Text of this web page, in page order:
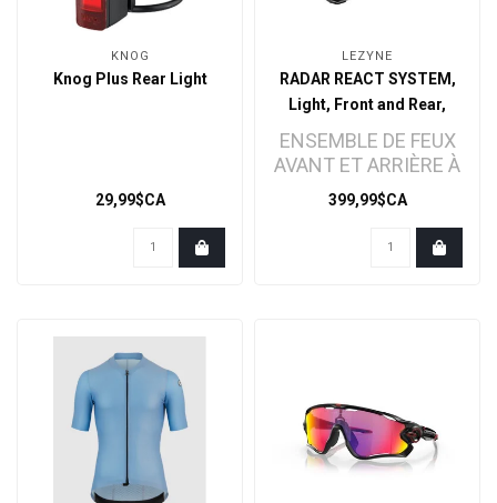
KNOG
Knog Plus Rear Light
29,99$CA
LEZYNE
RADAR REACT SYSTEM,
Light, Front and Rear,
Black
ENSEMBLE DE FEUX
AVANT ET ARRIÈRE À
LED POUR VÉLO AVEC
ALERTES RADAR..
399,99$CA